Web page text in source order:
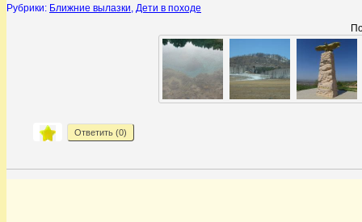
Рубрики: Ближние вылазки Дети в походе
Ответить (0)